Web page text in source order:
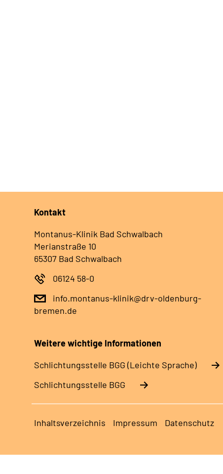
Kontakt
Montanus-Klinik Bad Schwalbach
Merianstraße 10
65307 Bad Schwalbach
06124 58-0
info.montanus-klinik@drv-oldenburg-
bremen.de
Weitere wichtige Informationen
Schlich­tungs­stel­le BGG (Leichte Sprache)
Schlich­tungs­stel­le BGG
Inhaltsverzeichnis Impressum Datenschutz